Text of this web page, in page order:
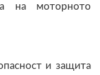
на моторното
и защита